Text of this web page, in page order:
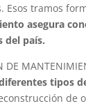
Esos tramos
asegura
del país.
DE
tipos
de